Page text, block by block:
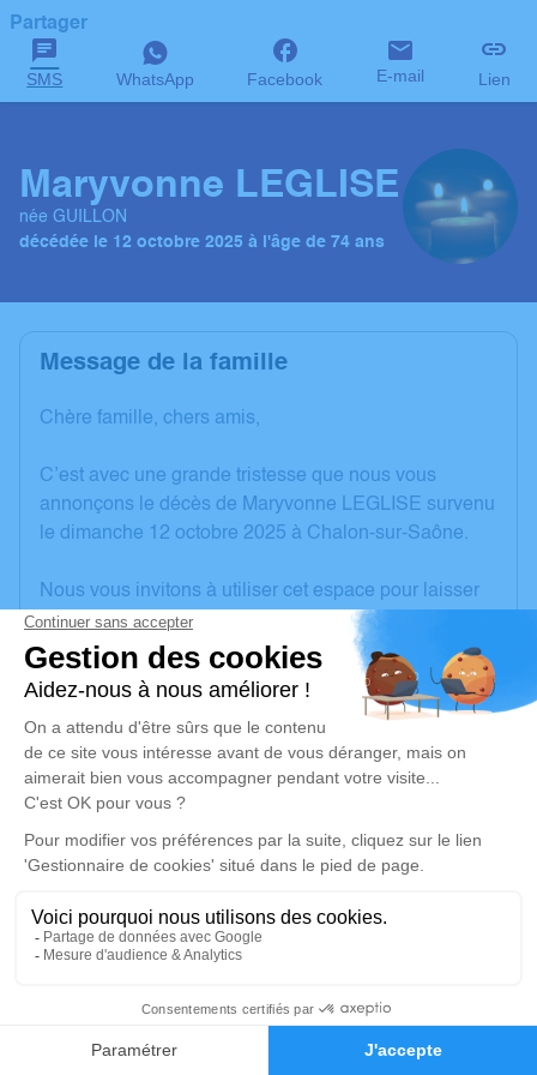
Faire-part Hommages
Partager
SMS WhatsApp Facebook E-mail Lien
Maryvonne LEGLISE
née GUILLON
décédée le 12 octobre 2025 à l'âge de 74 ans
Message de la famille
Chère famille, chers amis,
C’est avec une grande tristesse que nous vous
annonçons le décès de Maryvonne LEGLISE survenu
le dimanche 12 octobre 2025 à Chalon-sur-Saône.
Nous vous invitons à utiliser cet espace pour laisser
vos condoléances, partager des photos souvenirs,
une anecdote ou exprimer vos pensées à travers des
poèmes ou des textes. Cet endroit est un lieu
d'expression dédié à honorer la mémoire de
Maryvonne LEGLISE.
lundi 20 octobre 2025 à 13h15
Salle Omniculte du Crématorium de Crissey
110 Rue Principale